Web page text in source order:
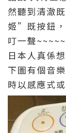
然聽到清澈
姬”既按鈕，
叮一聲
日本人真係
下圖有個音
時以感應式